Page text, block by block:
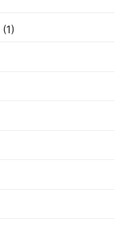
(1)